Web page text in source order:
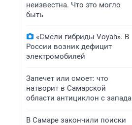
неизвестна. Что это могло
быть
«Смели гибриды Voyah». В
России возник дефицит
электромобилей
Запечет или смоет: что
натворит в Самарской
области антициклон с запада
В Самаре закончили поиски